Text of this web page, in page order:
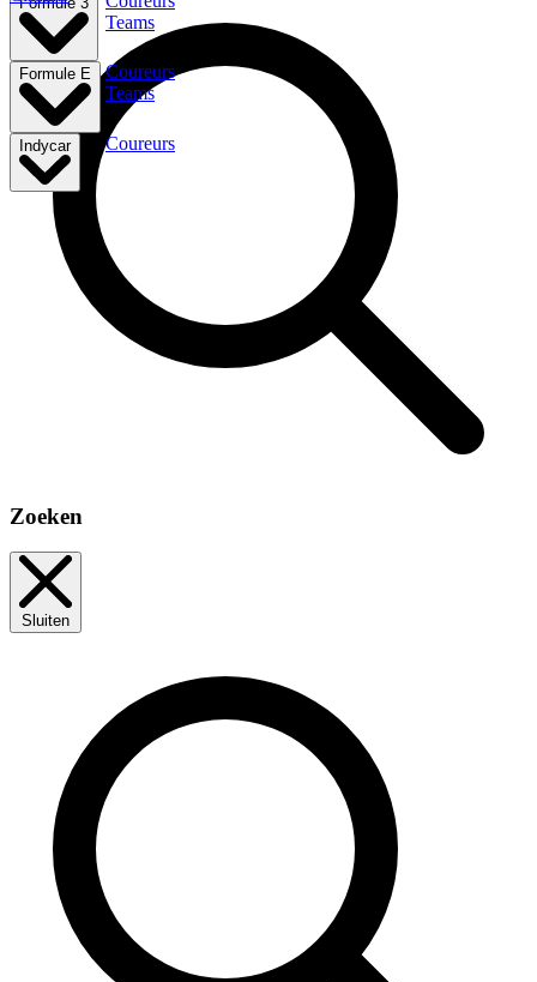
Teams
Formule E
Coureurs
Teams
Indycar Coureurs
Zoeken
Sluiten